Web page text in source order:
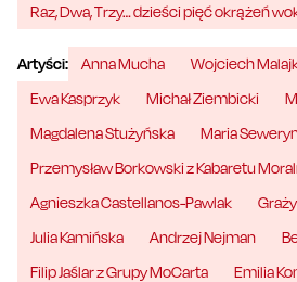
Raz, Dwa, Trzy… dzieści pięć okrążeń
Artyści: Anna Mucha Wojciech
Ewa Kasprzyk
Michał Ziembicki
Magdalena Stużyńska
Maria
Przemysław Borkowski z Kabaretu
Agnieszka Castellanos-Pawlak
Julia Kamińska
Andrzej Nejman
Filip Jaślar z Grupy MoCarta
Emilia